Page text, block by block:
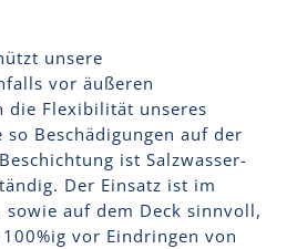
unsere
vor äußeren
die Flexibilität unseres
so Beschädigungen auf der
ist Salzwasser-
Der Einsatz ist im
sowie auf dem Deck sinnvoll,
vor Eindringen von